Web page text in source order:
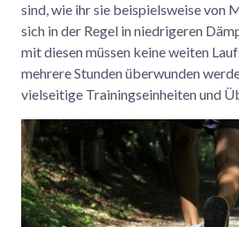
sind, wie ihr sie beispielsweise von
sich in der Regel in niedrigeren
mit diesen müssen keine weiten
mehrere Stunden überwunden
vielseitige Trainingseinheiten und